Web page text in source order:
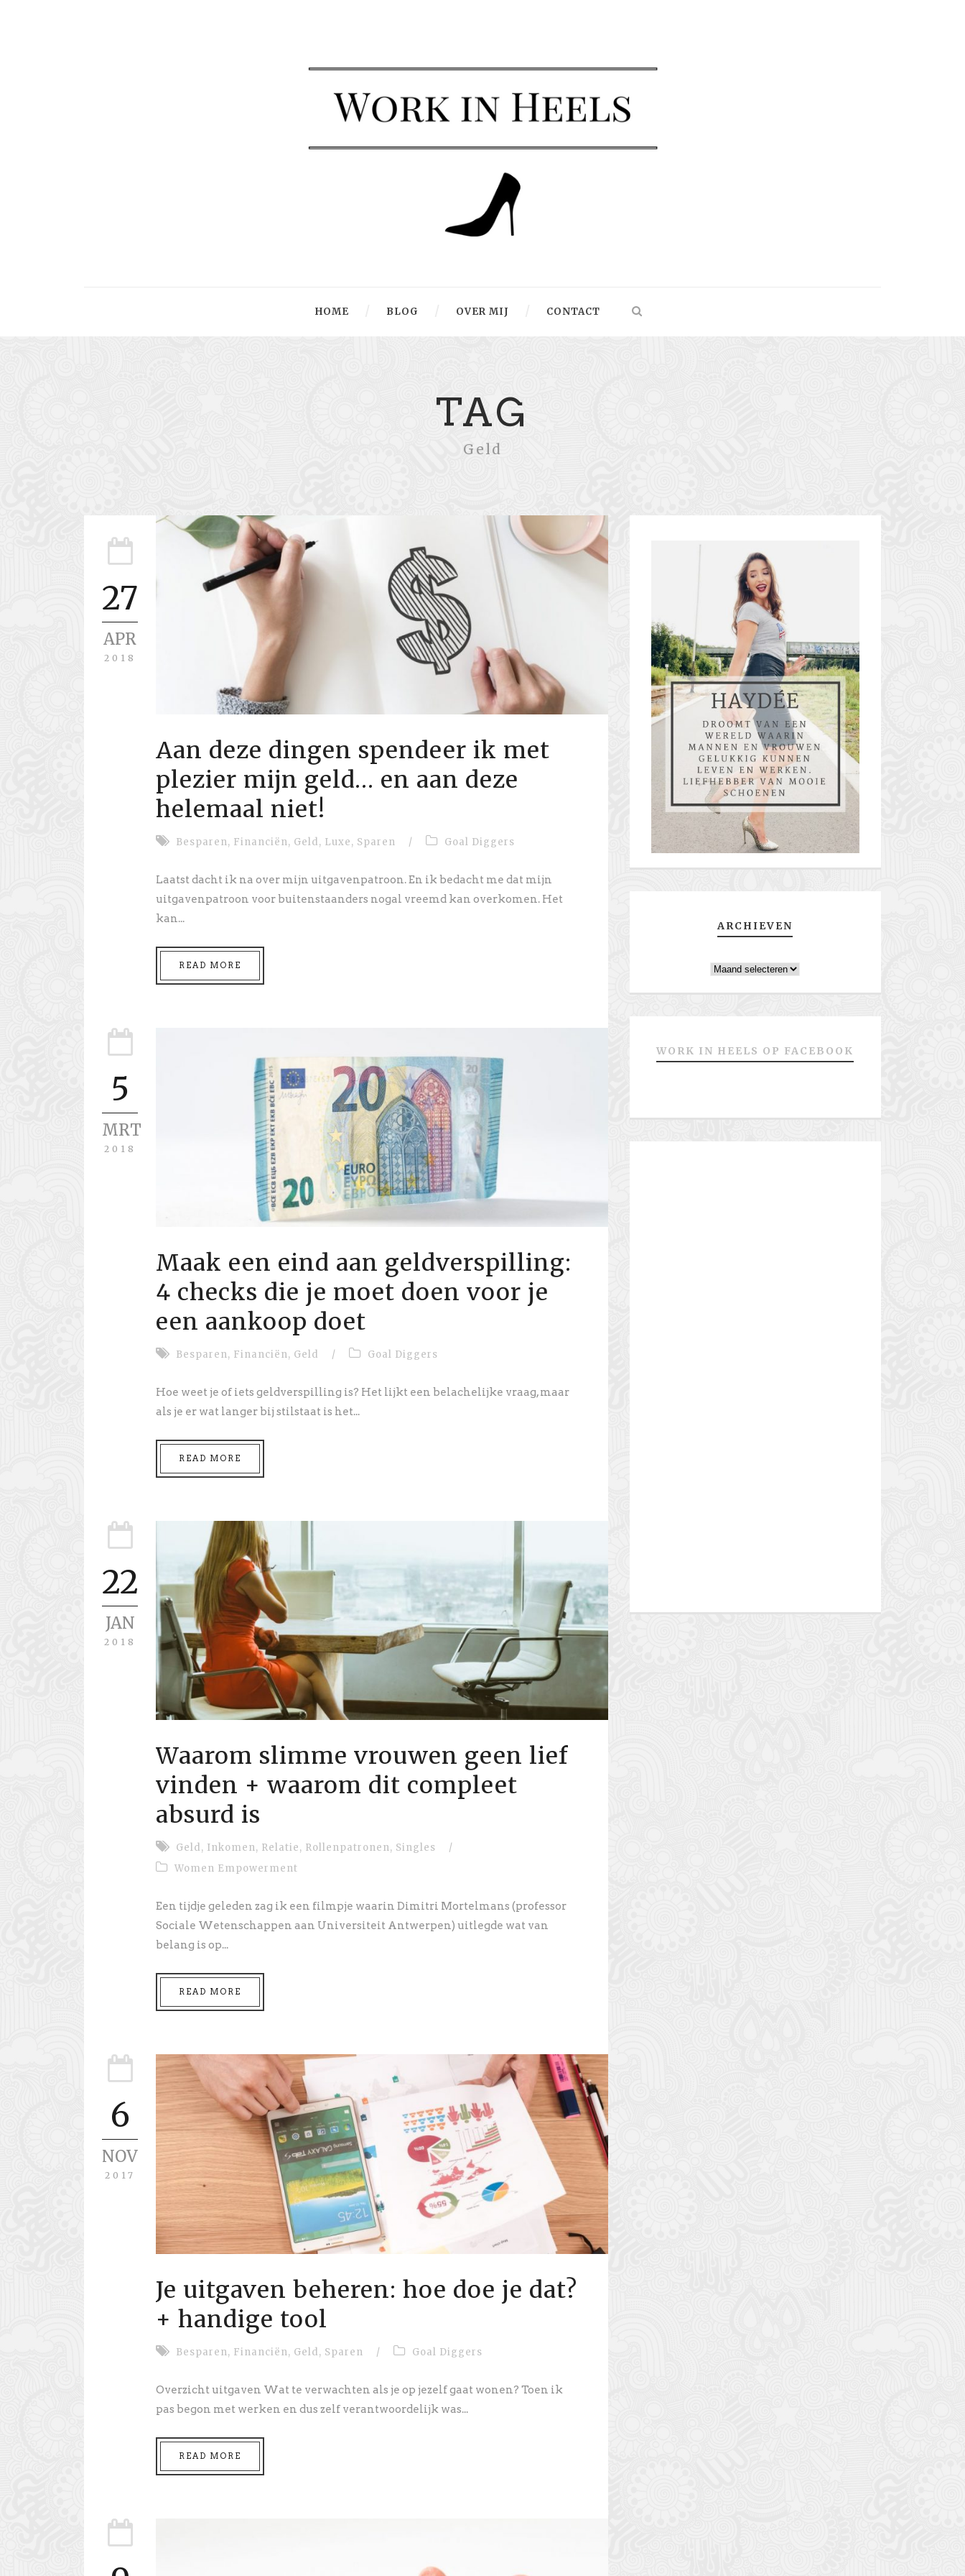
HOME BLOG OVER MIJ CONTACT
TAG
Geld
27
APR
2018
Aan deze dingen spendeer ik met
plezier mijn geld… en aan deze
helemaal niet!
Besparen, Financiën, Geld , Luxe, Sparen / Goal Diggers
Laatst dacht ik na over mijn uitgavenpatroon. En ik bedacht me dat mijn
uitgavenpatroon voor buitenstaanders nogal vreemd kan overkomen. Het
kan...
READ MORE
5
MRT
2018
Maak een eind aan geldverspilling:
4 checks die je moet doen voor je
een aankoop doet
Besparen, Financiën, Geld / Goal Diggers
Hoe weet je of iets geldverspilling is? Het lijkt een belachelijke vraag, maar
als je er wat langer bij stilstaat is het...
READ MORE
22
JAN
2018
Waarom slimme vrouwen geen lief
vinden + waarom dit compleet
absurd is
Geld, Inkomen, Relatie, Rollenpatronen, Singles
/
Women Empowerment
Een tijdje geleden zag ik een filmpje waarin Dimitri Mortelmans (professor
Sociale Wetenschappen aan Universiteit Antwerpen) uitlegde wat van
belang is op...
READ MORE
6
NOV
2017
Je uitgaven beheren: hoe doe je dat?
+ handige tool
Besparen, Financiën, Geld , Sparen / Goal Diggers
Overzicht uitgaven Wat te verwachten als je op jezelf gaat wonen? Toen ik
pas begon met werken en dus zelf verantwoordelijk was...
READ MORE
ARCHIEVEN
Archieven
WORK IN HEELS OP FACEBOOK